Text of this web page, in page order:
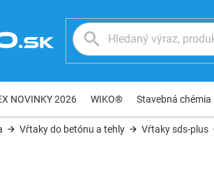
NOVINKY 2026 WIKO® Stavebná chémia
Vŕtaky do betónu a tehly Vŕtaky sds-plus